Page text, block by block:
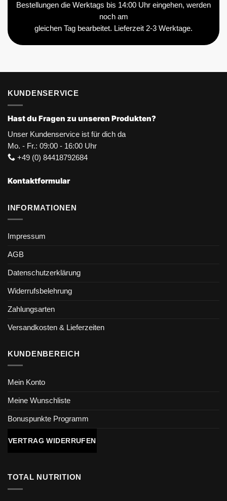
Bestellungen die Werktags bis 14:00 Uhr eingehen, werden
noch am
gleichen Tag bearbeitet. Lieferzeit 2-3 Werktage.
KUNDENSERVICE
Hast du Fragen zu unseren Produkten?
Unser Kundenservice ist für dich da
Mo. - Fr.: 09:00 - 16:00 Uhr
+49 (0) 84418792684
Kontaktformular
INFORMATIONEN
Impressum
AGB
Datenschutzerklärung
Widerrufsbelehrung
Zahlungsarten
Versandkosten & Lieferzeiten
KUNDENBEREICH
Mein Konto
Meine Wunschliste
Bonuspunkte Programm
VERTRAG WIDERRUFEN
TOTAL NUTRITION